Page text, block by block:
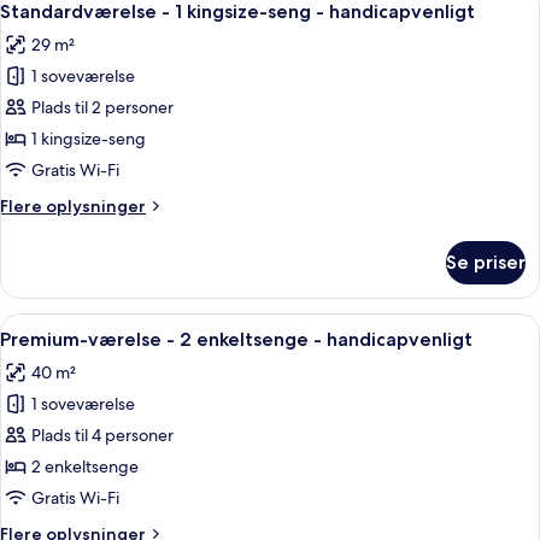
2
(Airport
View)
alle
billeder
af
Standardværelse
-
1
seng
10
Standardværelse - 1 kingsize-seng - handicapvenligt
29 m²
1 soveværelse
Plads til 2 personer
1 kingsize-seng
Gratis Wi-Fi
Flere oplysninger
Flere
-
kingsize-
handicapvenligt
Se priser
Indlæs
alle
billeder
af
Premium-
værelse
-
Et hotelværelse med to senge, et
9
Premium-værelse - 2 enkeltsenge - handicapvenligt
40 m²
1 soveværelse
Plads til 4 personer
2 enkeltsenge
Gratis Wi-Fi
Flere oplysninger
Flere